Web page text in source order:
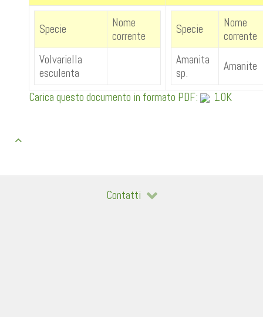
Specie
Nome
corrente
Volvariella
esculenta
Specie
Nome
corrente
Amanita
sp.
Amanite
Carica questo documento in formato PDF: 10K
Contatti